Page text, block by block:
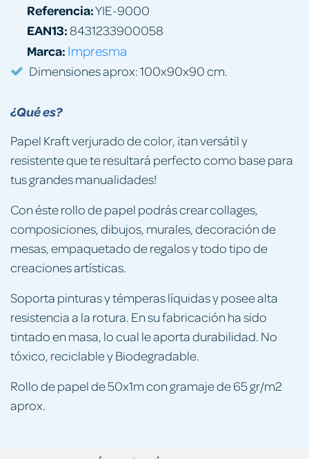
¿Qué es?
Papel Kraft verjurado de color, ¡tan versátil y
resistente que te resultará perfecto como base para
tus grandes manualidades!
Con éste rollo de papel podrás crear collages,
composiciones, dibujos, murales, decoración de
mesas, empaquetado de regalos y todo tipo de
creaciones artísticas.
Soporta pinturas y témperas líquidas y posee alta
resistencia a la rotura. En su fabricación ha sido
tintado en masa, lo cual le aporta durabilidad. No
tóxico, reciclable y Biodegradable.
Rollo de papel de 50x1m con gramaje de 65 gr/m2
aprox.
Referencia:YIE-9000
EAN13:8431233900058
Marca: Impresma
Dimensiones aprox: 100x90x90 cm.